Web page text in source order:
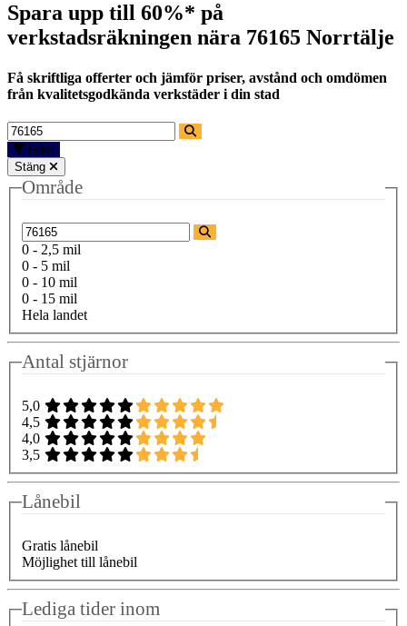
Spara upp till 60%* på
verkstadsräkningen nära 76165 Norrtälje
Få skriftliga offerter och jämför priser, avstånd och omdömen
från kvalitetsgodkända verkstäder i din stad
Filter
Stäng
Område
0 - 2,5 mil
0 - 5 mil
0 - 10 mil
0 - 15 mil
Hela landet
Antal stjärnor
5,0
4,5
4,0
3,5
Lånebil
Gratis lånebil
Möjlighet till lånebil
Lediga tider inom